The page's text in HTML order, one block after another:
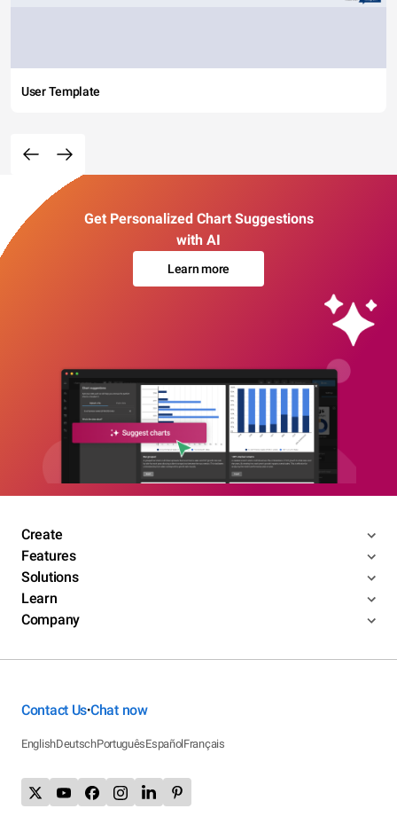
User Template
Get Personalized Chart Suggestions
with AI
Learn more
Create
Features
Solutions
Learn
Company
Contact Us•Chat now
EnglishDeutschPortuguêsEspañolFrançais